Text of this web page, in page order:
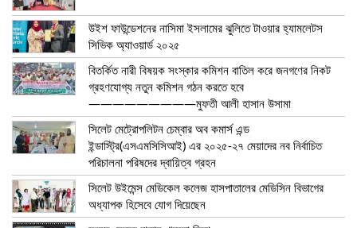
উইশ ফাউন্ডেশনের নাসিমা ইসলামের ঝুলিতে টাওয়ার হ্যামলেটস
সিভিক অ্যাওয়ার্ড ২০২৫
বিতর্কিত নারী বিষয়ক সংস্কার কমিশন বাতিল করে জনগণের নিকট
গ্রহণযোগ্য নতুন কমিশন গঠন করতে হবে
—————————মুফতী আলী হাসান উসামা
সিলেট মেট্রোপলিটন চেম্বার অব কমার্স এন্ড
ইন্ডাস্ট্রি(এসএমসিসিআই) এর ২০২৫-২৭ মেয়াদের নব নির্বাচিত
পরিচালনা পরিষদের দ্বায়িত্ব গ্রহন
সিলেট উইমেন্স মেডিকেল কলেজ হাসপাতালের মেডিসিন বিভাগের
অধ্যাপক হিসেবে যোগ দিয়েছেন